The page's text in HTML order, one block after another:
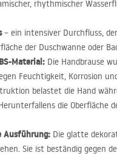
rhythmischer
– ein intensiver Durchfluss,
der Duschwanne oder
-Material: Die Handbrause
Feuchtigkeit, Korrosion
belastet die Hand
die Oberfläche
Ausführung: Die glatte
Sie ist beständig gegen